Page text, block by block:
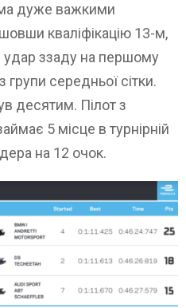
дуже важкими
кваліфікацію 13-м,
ззаду на першому
групи середньої сітки.
десятим. Пілот з
5 місце в турнірній
на 12 очок.